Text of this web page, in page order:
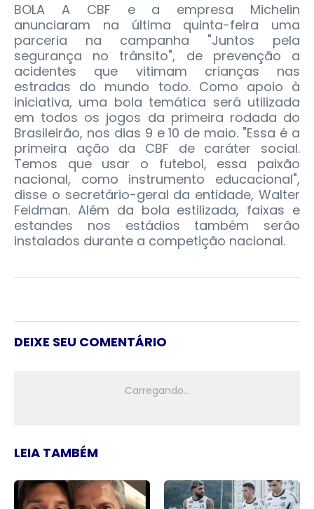
BOLA A CBF e a empresa Michelin
anunciaram na última quinta-feira uma
parceria na campanha "Juntos pela
segurança no trânsito", de prevenção a
acidentes que vitimam crianças nas
estradas do mundo todo. Como apoio à
iniciativa, uma bola temática será utilizada
em todos os jogos da primeira rodada do
Brasileirão, nos dias 9 e 10 de maio. "Essa é a
primeira ação da CBF de caráter social.
Temos que usar o futebol, essa paixão
nacional, como instrumento educacional",
disse o secretário-geral da entidade, Walter
Feldman. Além da bola estilizada, faixas e
estandes nos estádios também serão
instalados durante a competição nacional.
DEIXE SEU COMENTÁRIO
LEIA TAMBÉM